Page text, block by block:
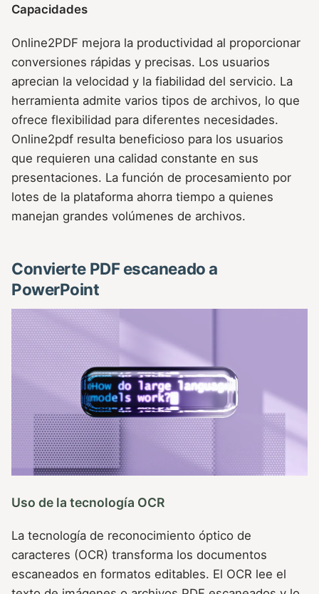
Capacidades
Online2PDF mejora la productividad al proporcionar
conversiones rápidas y precisas. Los usuarios
aprecian la velocidad y la fiabilidad del servicio. La
herramienta admite varios tipos de archivos, lo que
ofrece flexibilidad para diferentes necesidades.
Online2pdf resulta beneficioso para los usuarios
que requieren una calidad constante en sus
presentaciones. La función de procesamiento por
lotes de la plataforma ahorra tiempo a quienes
manejan grandes volúmenes de archivos.
Convierte PDF escaneado a
PowerPoint
Uso de la tecnología OCR
La tecnología de reconocimiento óptico de
caracteres (OCR) transforma los documentos
escaneados en formatos editables. El OCR lee el